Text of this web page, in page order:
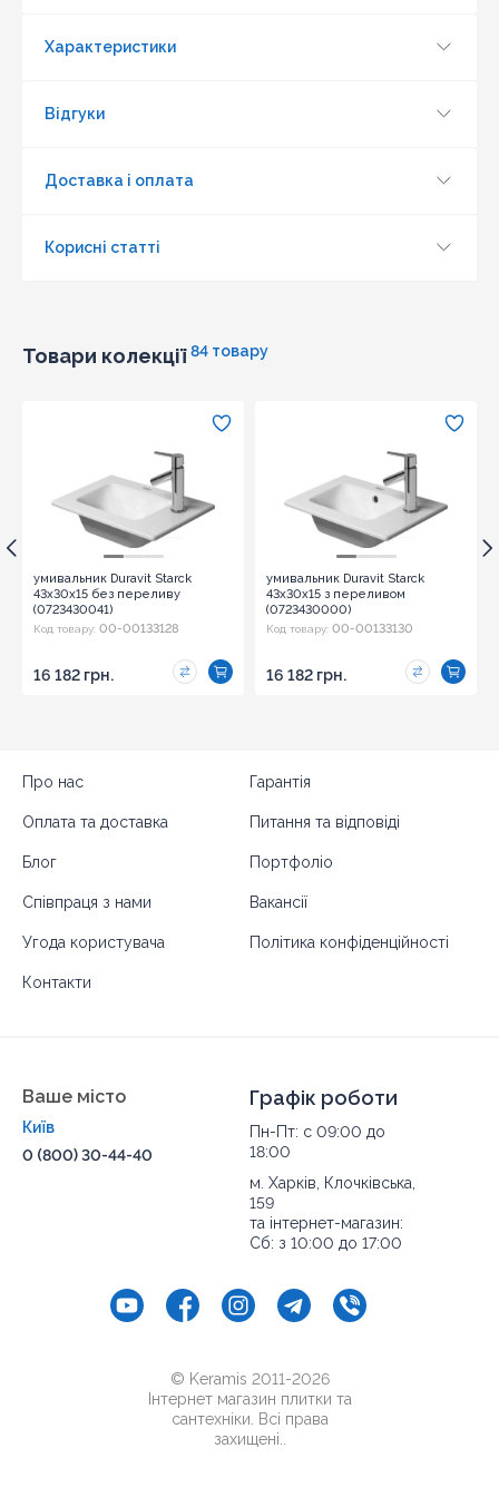
Характеристики
Відгуки
Доставка і оплата
Корисні статті
Товари колекції 84 товару
умивальник Duravit Starck
43x30x15 без переливу
(0723430041)
Код товару: 00-00133128
16 182 грн.
умивальник Duravit Starck
43x30x15 з переливом
(0723430000)
Код товару: 00-00133130
16 182 грн.
Про нас Гарантія
Оплата та доставка Питання та відповіді
Блог Портфоліо
Співпраця з нами Вакансії
Угода користувача Політика конфіденційності
Контакти
Ваше місто
Київ
0 (800) 30-44-40
Графік роботи
Пн-Пт: с 09:00 до
18:00
м. Харків, Клочківська,
159
та інтернет-магазин:
Сб: з 10:00 до 17:00
© Keramis 2011-2026
Інтернет магазин плитки та
сантехніки. Всі права
захищені..